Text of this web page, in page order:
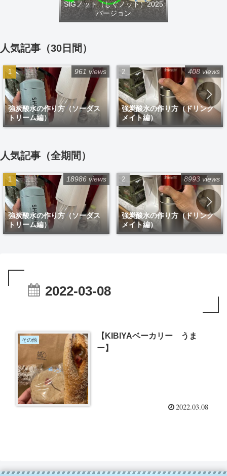
SIGノット（しぐノット）2025
バージョン
人気記事（30日間）
強炭酸水の作り方（ソーダス
トリーム編）
961 views
強炭酸水の作り方（ドリンク
メイト編）
408 views
人気記事（全期間）
強炭酸水の作り方（ソーダス
トリーム編）
18986 views
強炭酸水の作り方（ドリンク
メイト編）
8993 views
2022-03-08
その他
【KIBIYAベーカリー うま
ー】
2022.03.08